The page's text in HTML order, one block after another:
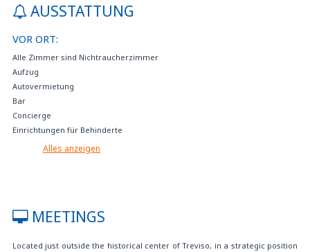
AUSSTATTUNG
VOR ORT:
Alle Zimmer sind Nichtraucherzimmer
Aufzug
Autovermietung
Bar
Concierge
Einrichtungen für Behinderte
Fahrradverleih
Gepäckaufbewarung
Haustiere sind willkommen
Alles anzeigen
MEETINGS
Located just outside the historical center of Treviso, in a strategic position